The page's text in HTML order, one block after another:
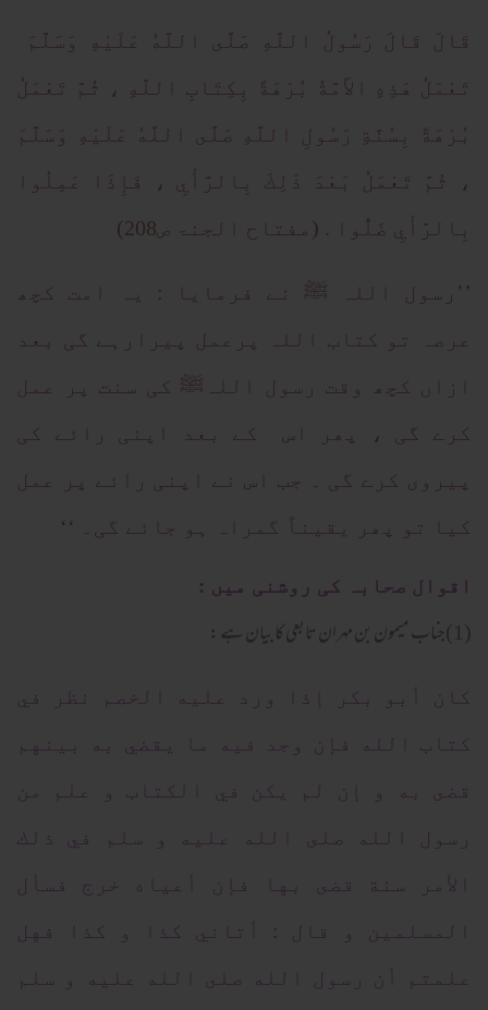
قَالَ قَالَ رَسُولُ اللَّهِ صَلَّى اللَّهُ عَلَيْهِ وَسَلَّمَ
تَعْمَلُ هَذِهِ الأَمَّةُ بُرْهَةً بِكِتَابِ اللَّهِ ، ثُمَّ تَعْمَلُ
بُرْهَةً بِسُنَّةِ رَسُولِ اللَّهِ صَلَّى اللَّهُ عَلَيْهِ وَسَلَّمَ
، ثُمَّ تَعْمَلُ بَعْدَ ذَلِكَ بِالرَّأْيِ ، فَإِذَا عَمِلُوا
بِالرَّأْيِ ضَلُّوا . (مفتاح الجنۃ ص208)
’’رسول اللہ ﷺ نے فرمایا : یہ امت کچھ
عرصہ تو کتاب اللہ پرعمل پیرارہے گی بعد
ازاں کچھ وقت رسول اللہﷺ کی سنت پر عمل
کرے گی ، پھر اس کے بعد اپنی رائے کی
پیروی کرے گی ۔ جب اس نے اپنی رائے پر عمل
کیا تو پھر یقیناً گمراہ ہو جائے گی۔ ‘‘
اقوال صحابہ کی روشنی میں :
(1)جناب میمون بن مہران تابعی کا بیان ہے :
كان أبو بكر إذا ورد عليه الخصم نظر في
كتاب الله فإن وجد فيه ما يقضي به بينهم
قضى به و إن لم يكن في الكتاب و علم من
رسول الله صلى الله عليه و سلم في ذلك
الأمر سنة قضى بها فإن أعياه خرج فسأل
المسلمين و قال : أتاني كذا و كذا فهل
علمتم أن رسول الله صلى الله عليه و سلم